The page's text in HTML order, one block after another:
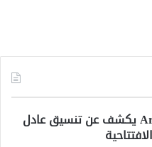
Art Basel Qatar يكشف عن تنسيق عادل